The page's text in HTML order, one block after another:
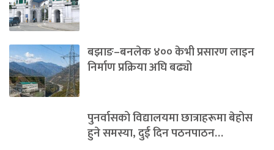
बझाङ–बनलेक ४०० केभी प्रसारण लाइन
निर्माण प्रक्रिया अघि बढ्यो
पुनर्वासको विद्यालयमा छात्राहरूमा बेहोस
हुने समस्या, दुई दिन पठनपाठन…